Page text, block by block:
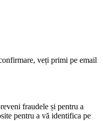
veți primi pe email
fraudele și pentru a
pentru a vă identifica pe